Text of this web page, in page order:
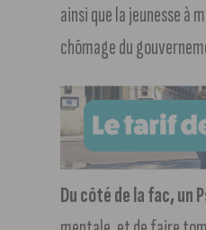
ainsi que la jeunesse à
chômage du
Du côté de la fac, un